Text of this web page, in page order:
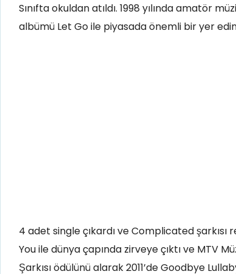
Sınıfta okuldan atıldı. 1998 yılında amatör
albümü Let Go ile piyasada önemli bir yer
4 adet single çıkardı ve Complicated şarkısı
You ile dünya çapında zirveye çıktı ve MTV
Şarkısı ödülünü alarak 2011’de Goodbye